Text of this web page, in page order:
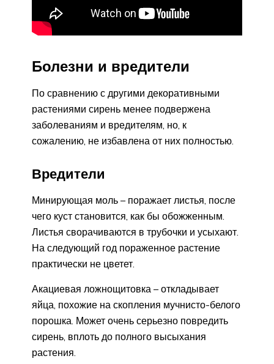
Болезни и вредители
По сравнению с другими декоративными
растениями сирень менее подвержена
заболеваниям и вредителям, но, к
сожалению, не избавлена от них полностью.
Вредители
Минирующая моль – поражает листья, после
чего куст становится, как бы обожженным.
Листья сворачиваются в трубочки и усыхают.
На следующий год пораженное растение
практически не цветет.
Акациевая ложнощитовка – откладывает
яйца, похожие на скопления мучнисто-белого
порошка. Может очень серьезно повредить
сирень, вплоть до полного высыхания
растения.